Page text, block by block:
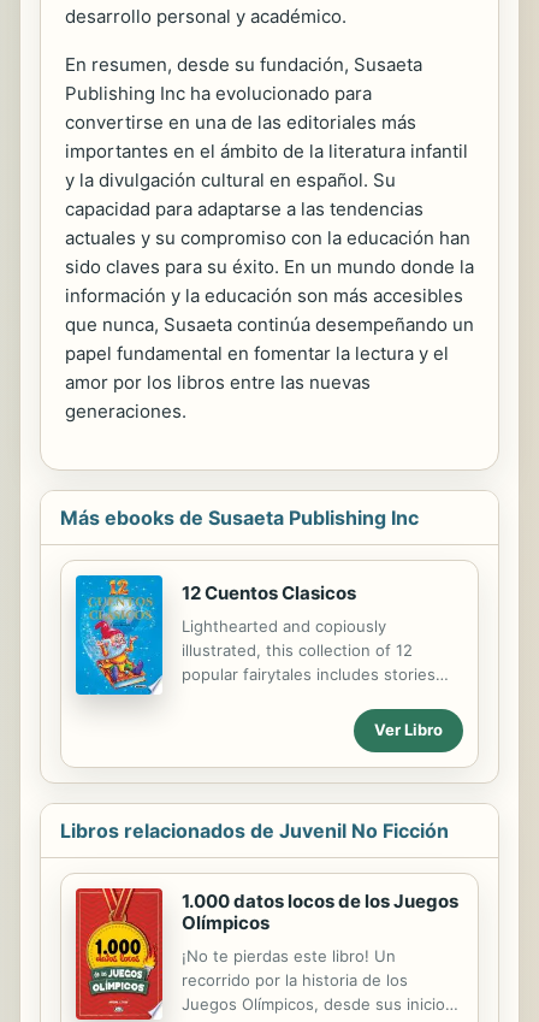
desarrollo personal y académico.
En resumen, desde su fundación, Susaeta
Publishing Inc ha evolucionado para
convertirse en una de las editoriales más
importantes en el ámbito de la literatura infantil
y la divulgación cultural en español. Su
capacidad para adaptarse a las tendencias
actuales y su compromiso con la educación han
sido claves para su éxito. En un mundo donde la
información y la educación son más accesibles
que nunca, Susaeta continúa desempeñando un
papel fundamental en fomentar la lectura y el
amor por los libros entre las nuevas
generaciones.
Más ebooks de Susaeta Publishing Inc
12 Cuentos Clasicos
Lighthearted and copiously
illustrated, this collection of 12
popular fairytales includes stories
The Ugly Duckling. Alegre y
copiosamente ilustrada, esta
colección de 12 cuentos de hada
caperucita roja y El patito feo.
Ver Libro
Libros relacionados de Juvenil No Ficción
1.000 datos locos de los Juegos
Olímpicos
¡No te pierdas este libro! Un
recorrido por la historia de los
Juegos Olímpicos, desde sus inicios